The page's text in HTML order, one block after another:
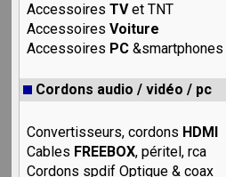
AccessoiresTVet TNT
AccessoiresVoiture
Accessoires PC &smartphones
Cordons audio / vidéo / pc
Convertisseurs, cordons HDMI
Cables FREEBOX, péritel, rca
Cordons spdif Optique & coax